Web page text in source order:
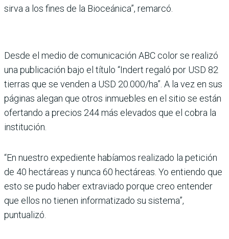
sirva a los fines de la Bioceánica”, remarcó.
Desde el medio de comunicación ABC color se realizó
una publicación bajo el título “Indert regaló por USD 82
tierras que se venden a USD 20.000/ha”. A la vez en sus
páginas alegan que otros inmuebles en el sitio se están
ofertando a precios 244 más elevados que el cobra la
institución.
“En nuestro expediente habíamos realizado la petición
de 40 hectáreas y nunca 60 hectáreas. Yo entiendo que
esto se pudo haber extraviado porque creo entender
que ellos no tienen informatizado su sistema”,
puntualizó.